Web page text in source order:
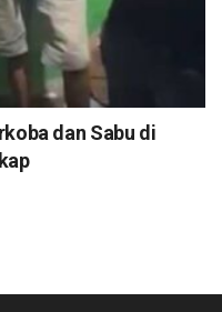
dan Sabu di